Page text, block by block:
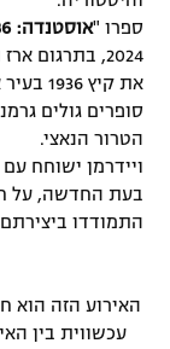
ספרו "אוסטנדה: 1936 – קיץ של חברות
2024, בתרגום
את
סופרים גולים
הטרור הנאצי.
ויידרמן ישוחח
בעת החדשה, על
התמודדו
האירוע הזה הוא
עכשווית בין